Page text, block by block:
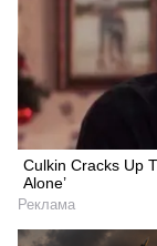
Culkin Cracks Up
Alone’
Реклама